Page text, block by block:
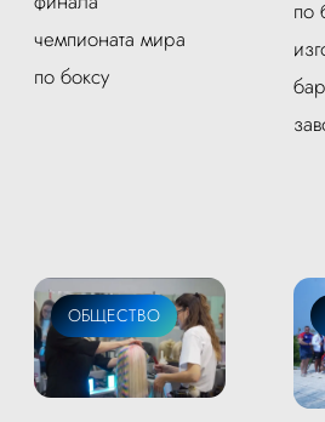
чемпионата мира
по боксу
по
ОБЩЕСТВО